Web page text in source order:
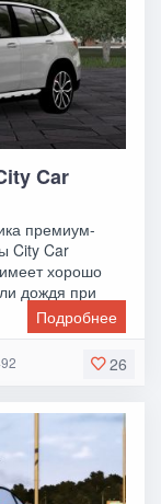
Car
премиум-
City Car
хорошо
дождя при
Подробнее
26